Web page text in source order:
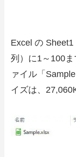
Excel の
列）に1～100
ァイル「
イズは、